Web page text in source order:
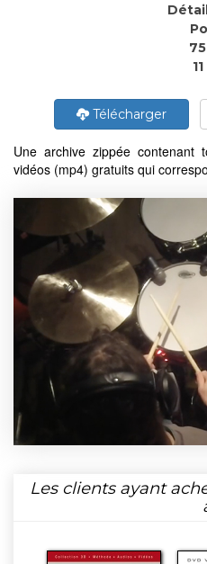
75
11
Télécharger
Une archive zippée contenant
vidéos (mp4) gratuits qui
Les clients ayant